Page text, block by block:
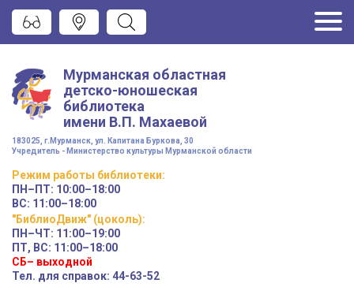
Мурманская областная
детско-юношеская
библиотека
имени В.П. Махаевой
183025, г.Мурманск, ул. Капитана Буркова, 30
Учредитель - Министерство культуры Мурманской области
Режим работы библиотеки:
ПН–ПТ: 10:00–18:00
ВС: 11:00–18:00
"БиблиоДвиж" (цоколь):
ПН–ЧТ: 11:00–19:00
ПТ, ВС: 11:00–18:00
СБ– выходной
Тел. для справок: 44-63-52